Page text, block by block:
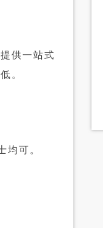
供一站式
。
可。